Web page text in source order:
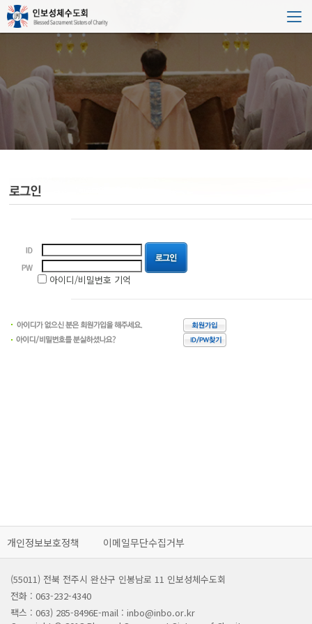
아이디/비밀번호 기억
개인정보보호정책 이메일무단수집거부
(55011) 전북 전주시 완산구 인봉남로 11 인보성체수도회
전화 : 063-232-4340
팩스 : 063) 285-8496E-mail : inbo@inbo.or.kr